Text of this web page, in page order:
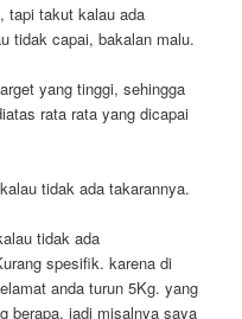
tapi takut kalau ada
tidak capai, bakalan malu.
yang tinggi, sehingga
rata rata yang dicapai
tidak ada takarannya.
tidak ada
spesifik. karena di
anda turun 5Kg. yang
berapa. jadi misalnya saya